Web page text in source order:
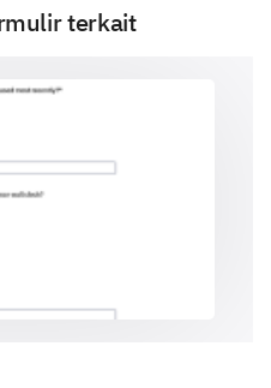
being 'Very
description of a
customer service?
terkait